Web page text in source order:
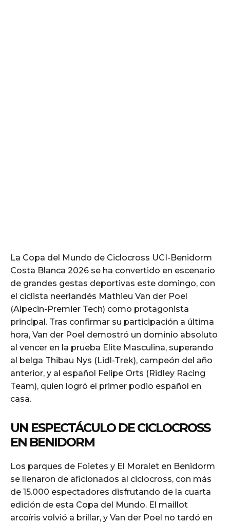
La Copa del Mundo de Ciclocross UCI-Benidorm
Costa Blanca 2026 se ha convertido en escenario
de grandes gestas deportivas este domingo, con
el ciclista neerlandés Mathieu Van der Poel
(Alpecin-Premier Tech) como protagonista
principal. Tras confirmar su participación a última
hora, Van der Poel demostró un dominio absoluto
al vencer en la prueba Elite Masculina, superando
al belga Thibau Nys (Lidl-Trek), campeón del año
anterior, y al español Felipe Orts (Ridley Racing
Team), quien logró el primer podio español en
casa.
UN ESPECTÁCULO DE CICLOCROSS
EN BENIDORM
Los parques de Foietes y El Moralet en Benidorm
se llenaron de aficionados al ciclocross, con más
de 15.000 espectadores disfrutando de la cuarta
edición de esta Copa del Mundo. El maillot
arcoíris volvió a brillar, y Van der Poel no tardó en